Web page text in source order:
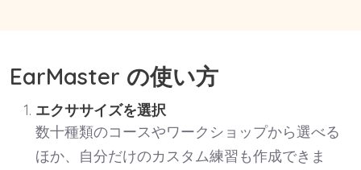
EarMaster の使い方
エクササイズを選択
数十種類のコースやワークショップから選べる
ほか、自分だけのカスタム練習も作成できま